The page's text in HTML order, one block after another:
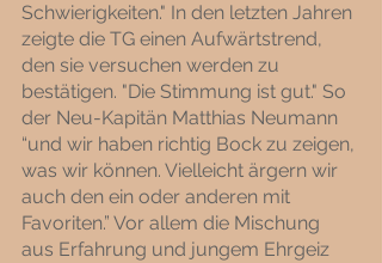
Schwierigkeiten." In den letzten Jahren
zeigte die TG einen Aufwärtstrend,
den sie versuchen werden zu
bestätigen. "Die Stimmung ist gut." So
der Neu-Kapitän Matthias Neumann
“und wir haben richtig Bock zu zeigen,
was wir können. Vielleicht ärgern wir
auch den ein oder anderen mit
Favoriten.” Vor allem die Mischung
aus Erfahrung und jungem Ehrgeiz